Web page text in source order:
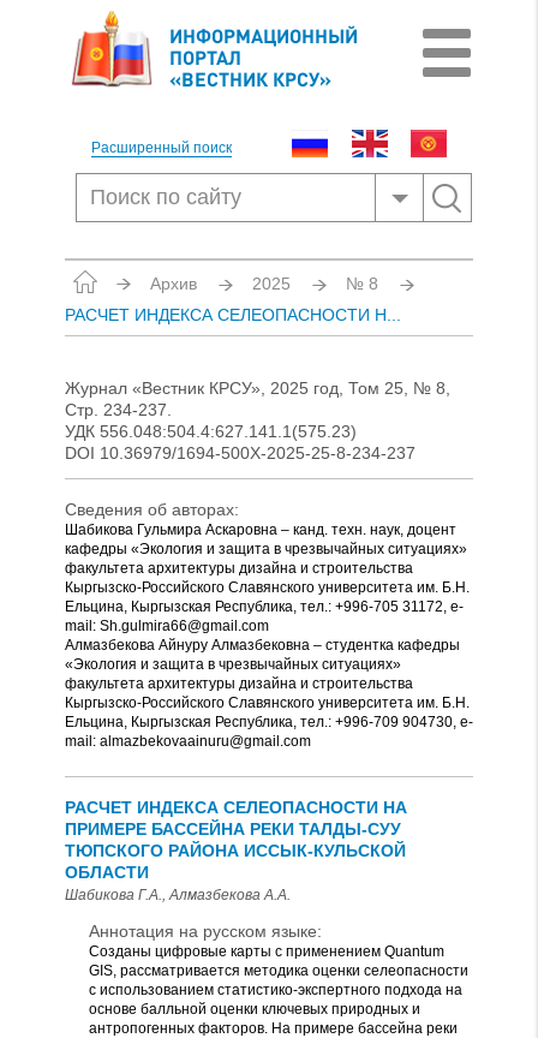
ИНФОРМАЦИОННЫЙ
ПОРТАЛ
«ВЕСТНИК КРСУ»
Расширенный поиск
Архив 2025
№ 8
РАСЧЕТ ИНДЕКСА СЕЛЕОПАСНОСТИ Н...
Журнал «Вестник КРСУ», 2025 год, Том 25, № 8,
Стр. 234-237.
УДК 556.048:504.4:627.141.1(575.23)
DOI 10.36979/1694-500X-2025-25-8-234-237
Сведения об авторах:
Шабикова Гульмира Аскаровна – канд. техн. наук, доцент
кафедры «Экология и защита в чрезвычайных ситуациях»
факультета архитектуры дизайна и строительства
Кыргызско-Российского Славянского университета им. Б.Н.
Ельцина, Кыргызская Республика, тел.: +996-705 31172, e-
mail: Sh.gulmira66@gmail.com
Алмазбекова Айнуру Алмазбековна – студентка кафедры
«Экология и защита в чрезвычайных ситуациях»
факультета архитектуры дизайна и строительства
Кыргызско-Российского Славянского университета им. Б.Н.
Ельцина, Кыргызская Республика, тел.: +996-709 904730, e-
mail: almazbekovaainuru@gmail.com
РАСЧЕТ ИНДЕКСА СЕЛЕОПАСНОСТИ НА
ПРИМЕРЕ БАССЕЙНА РЕКИ ТАЛДЫ-СУУ
ТЮПСКОГО РАЙОНА ИССЫК-КУЛЬСКОЙ
ОБЛАСТИ
Шабикова Г.А., Алмазбекова А.А.
Аннотация на русском языке:
Созданы цифровые карты с применением Quantum
GIS, рассматривается методика оценки селеопасности
с использованием статистико-экспертного подхода на
основе балльной оценки ключевых природных и
антропогенных факторов. На примере бассейна реки